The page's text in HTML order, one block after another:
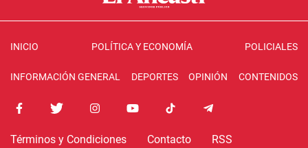
INICIO POLÍTICA Y ECONOMÍA POLICIALES
INFORMACIÓN GENERAL DEPORTES OPINIÓN CONTENIDOS
Términos y Condiciones Contacto RSS